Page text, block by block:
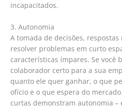
incapacitados.
3. Autonomia
A tomada de decisões,
resolver problemas em curto
características ímpares. Se você
colaborador certo para a sua
quanto ele quer ganhar, o que
ofício e o que espera do
curtas demonstram autonomia –